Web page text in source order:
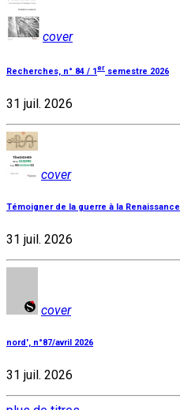
cover
Recherches, n° 84 / 1er semestre 2026
31 juil. 2026
cover
Témoigner de la guerre à la Renaissance
31 juil. 2026
cover
nord', n°87/avril 2026
31 juil. 2026